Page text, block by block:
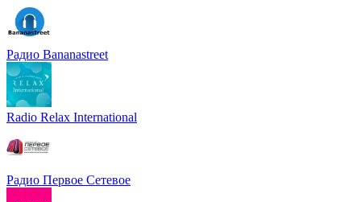
Радио Bananastreet
Radio Relax International
Радио Первое Сетевое